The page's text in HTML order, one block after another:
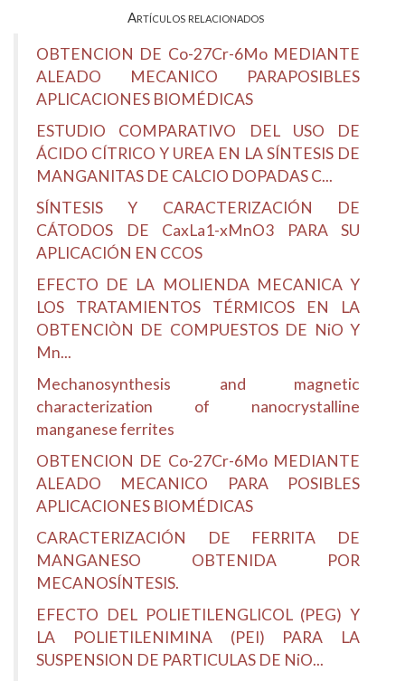
Artículos relacionados
OBTENCION DE Co-27Cr-6Mo MEDIANTE
ALEADO MECANICO PARAPOSIBLES
APLICACIONES BIOMÉDICAS
ESTUDIO COMPARATIVO DEL USO DE
ÁCIDO CÍTRICO Y UREA EN LA SÍNTESIS DE
MANGANITAS DE CALCIO DOPADAS C...
SÍNTESIS Y CARACTERIZACIÓN DE
CÁTODOS DE CaxLa1-xMnO3 PARA SU
APLICACIÓN EN CCOS
EFECTO DE LA MOLIENDA MECANICA Y
LOS TRATAMIENTOS TÉRMICOS EN LA
OBTENCIÒN DE COMPUESTOS DE NiO Y
Mn...
Mechanosynthesis and magnetic
characterization of nanocrystalline
manganese ferrites
OBTENCION DE Co-27Cr-6Mo MEDIANTE
ALEADO MECANICO PARA POSIBLES
APLICACIONES BIOMÉDICAS
CARACTERIZACIÓN DE FERRITA DE
MANGANESO OBTENIDA POR
MECANOSÍNTESIS.
EFECTO DEL POLIETILENGLICOL (PEG) Y
LA POLIETILENIMINA (PEI) PARA LA
SUSPENSION DE PARTICULAS DE NiO...